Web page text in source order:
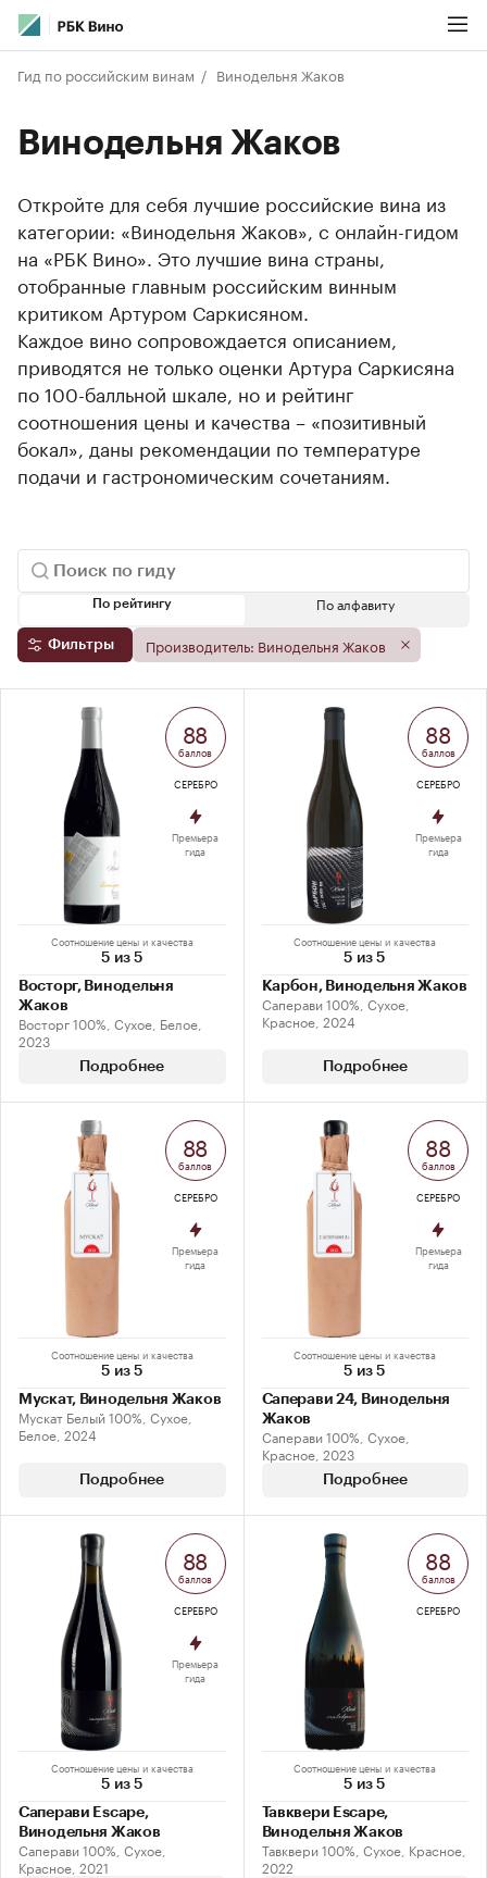
Гид по российским винам Винодельня Жаков
Винодельня Жаков
Откройте для себя лучшие российские вина из
категории: «Винодельня Жаков», с онлайн-гидом
на «РБК Вино». Это лучшие вина страны,
отобранные главным российским винным
критиком Артуром Саркисяном.
Каждое вино сопровождается описанием,
приводятся не только оценки Артура Саркисяна
по 100-балльной шкале, но и рейтинг
соотношения цены и качества – «позитивный
бокал», даны рекомендации по температуре
подачи и гастрономическим сочетаниям.
Фильтры Производитель: Винодельня Жаков
По рейтингу По алфавиту
Соотношение цены и качества
5 из 5
Восторг, Винодельня
Жаков
Восторг 100%, Сухое, Белое,
2023
Подробнее
88
баллов
СЕРЕБРО
Премьера
гида
Соотношение цены и качества
5 из 5
Карбон, Винодельня Жаков
Саперави 100%, Сухое,
Красное, 2024
Подробнее
88
баллов
СЕРЕБРО
Премьера
гида
Соотношение цены и качества
5 из 5
Мускат, Винодельня Жаков
Мускат Белый 100%, Сухое,
Белое, 2024
Подробнее
88
баллов
СЕРЕБРО
Премьера
гида
Соотношение цены и качества
5 из 5
Саперави 24, Винодельня
Жаков
Саперави 100%, Сухое,
Красное, 2023
Подробнее
88
баллов
СЕРЕБРО
Премьера
гида
Соотношение цены и качества
5 из 5
Саперави Escape,
Винодельня Жаков
Саперави 100%, Сухое,
Красное, 2021
88
баллов
СЕРЕБРО
Премьера
гида
Соотношение цены и качества
5 из 5
Тавквери Escape,
Винодельня Жаков
Тавквери 100%, Сухое, Красное,
2022
88
баллов
СЕРЕБРО